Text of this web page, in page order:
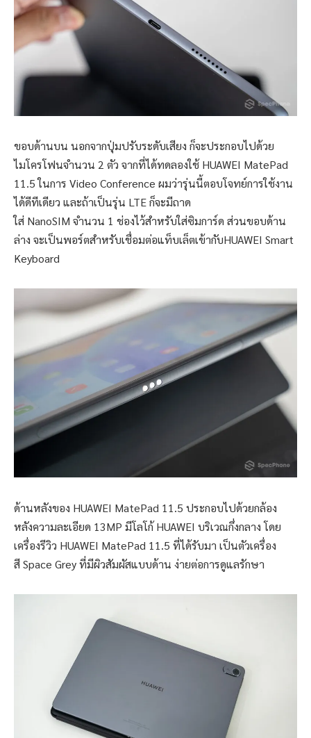
ขอบด้านบน นอกจากปุ่มปรับระดับเสียง ก็จะประกอบไปด้วย
ไมโครโฟนจำนวน 2 ตัว จากที่ได้ทดลองใช้ HUAWEI MatePad
11.5 ในการ Video Conference ผมว่ารุ่นนี้ตอบโจทย์การใช้งาน
ได้ดีทีเดียว และถ้าเป็นรุ่น LTE ก็จะมีถาด
ใส่ NanoSIM จำนวน 1 ช่องไว้สำหรับใส่ซิมการ์ด ส่วนขอบด้าน
ล่าง จะเป็นพอร์ตสำหรับเชื่อมต่อแท็บเล็ตเข้ากับHUAWEI Smart
Keyboard
ด้านหลังของ HUAWEI MatePad 11.5 ประกอบไปด้วยกล้อง
หลังความละเอียด 13MP มีโลโก้ HUAWEI บริเวณกึ่งกลาง โดย
เครื่องรีวิว HUAWEI MatePad 11.5 ที่ได้รับมา เป็นตัวเครื่อง
สี Space Grey ที่มีผิวสัมผัสแบบด้าน ง่ายต่อการดูแลรักษา